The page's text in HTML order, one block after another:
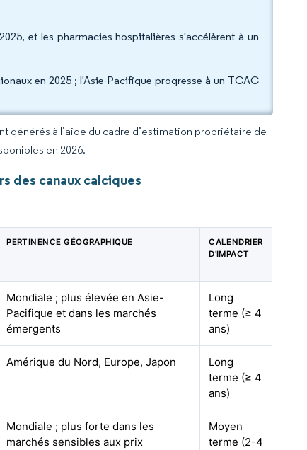
et les pharmacies hospitalières s'accélèrent à un
en 2025 ; l'Asie-Pacifique progresse à un TCAC
générés à l’aide du cadre d’estimation propriétaire de
en 2026.
des canaux calciques
PERTINENCE GÉOGRAPHIQUE
CALENDRIER
D'IMPACT
Mondiale ; plus élevée en Asie-
Pacifique et dans les marchés
émergents
Long
terme (≥ 4
ans)
Amérique du Nord, Europe, Japon
Long
terme (≥ 4
ans)
Mondiale ; plus forte dans les
marchés sensibles aux prix
Moyen
terme (2-4